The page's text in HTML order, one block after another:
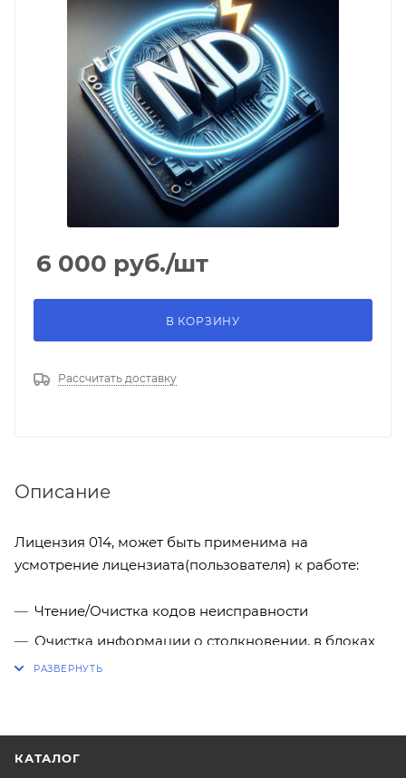
6 000 руб./шт
В КОРЗИНУ
Рассчитать доставку
Описание
Лицензия 014, может быть применима на
усмотрение лицензиата(пользователя) к работе:
Чтение/Очистка кодов неисправности
Очистка информации о столкновении, в блоках
на микроконтроллерах 9s12XDT384+95640.
Чтение/Запись VIN.
КАТАЛОГ